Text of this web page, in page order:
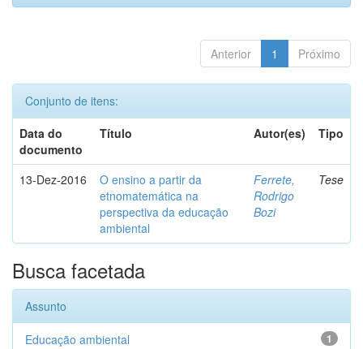
Anterior 1 Próximo
Conjunto de itens:
Data do
documento
Título Autor(es) Tipo
13-Dez-2016
O ensino a partir da
etnomatemática na
perspectiva da educação
ambiental
Ferrete,
Rodrigo
Bozi
Tese
Busca facetada
Assunto
1
Educação ambiental